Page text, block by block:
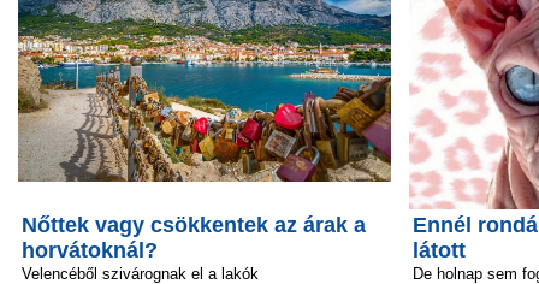
Nőttek vagy csökkentek az árak a
horvátoknál?
Velencéből szivárognak el a lakók
Ennél
látott
De holnap sem